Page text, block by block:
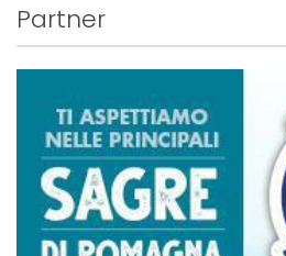
Partner